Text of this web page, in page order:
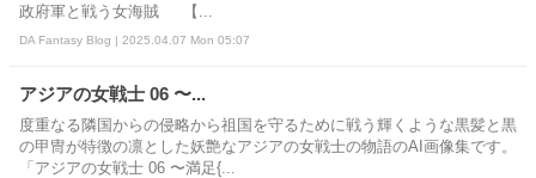
政府軍と戦う女海賊 【...
DA Fantasy Blog | 2025.04.07 Mon 05:07
アジアの女戦士 06 〜...
度重なる隣国からの侵略から祖国を守るために戦う輝くような黒髪と黒
の甲冑が特徴の凛とした妖艶なアジアの女戦士の物語のAI画像集です。
「アジアの女戦士 06 〜満足{...